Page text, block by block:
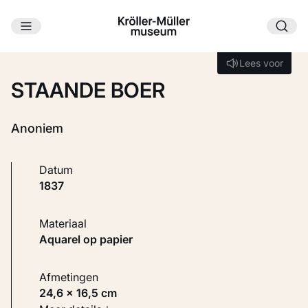
Ga naar hoofdinhoud
Lees voor
Lees voor
STAANDE BOER
Anoniem
Datum
1837
Materiaal
Aquarel op papier
Afmetingen
24,6 × 16,5 cm